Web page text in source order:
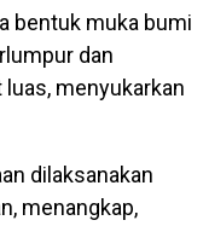
bentuk muka bumi
dan
menyukarkan
dilaksanakan
menangkap,